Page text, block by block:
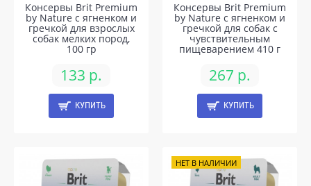
Консервы Brit Premium
by Nature с ягненком и
гречкой для взрослых
собак мелких пород,
100 гр
133 р.
КУПИТЬ
Консервы Brit Premium
by Nature с ягненком и
гречкой для собак с
чувствительным
пищеварением 410 г
267 р.
КУПИТЬ
НЕТ В НАЛИЧИИ